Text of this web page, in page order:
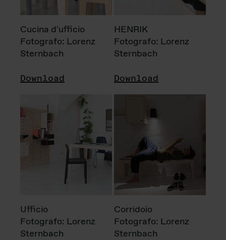
Cucina d'ufficio
Fotografo: Lorenz
Sternbach
Download
HENRIK
Fotografo: Lorenz
Sternbach
Download
Ufficio
Fotografo: Lorenz
Sternbach
Corridoio
Fotografo: Lorenz
Sternbach